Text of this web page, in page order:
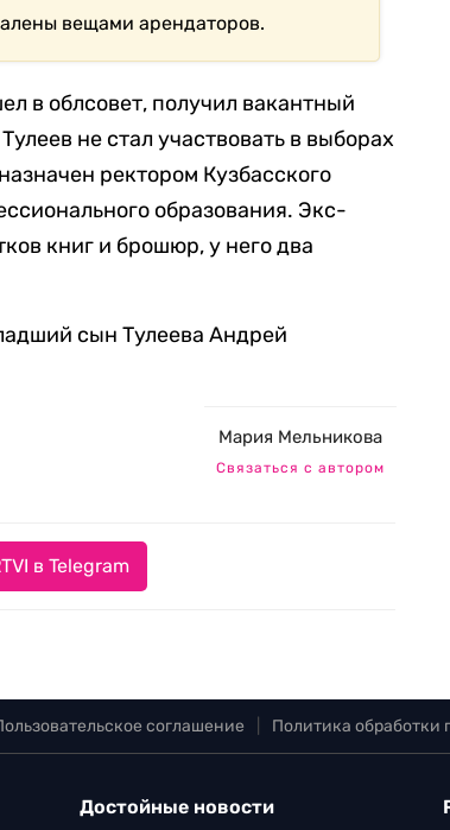
вещами арендаторов.
в облсовет, получил вакантный
не стал участвовать в выборах
ректором Кузбасского
образования. Экс-
книг и брошюр, у него два
сын Тулеева Андрей
Мария Мельникова
Связаться с автором
в Telegram
соглашение Политика обработки
Достойные новости